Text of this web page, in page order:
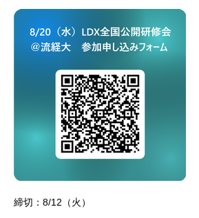
締切：8/12（火）